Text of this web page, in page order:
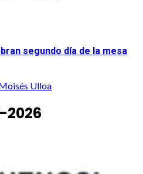
segundo día de la mesa
Ulloa
2026